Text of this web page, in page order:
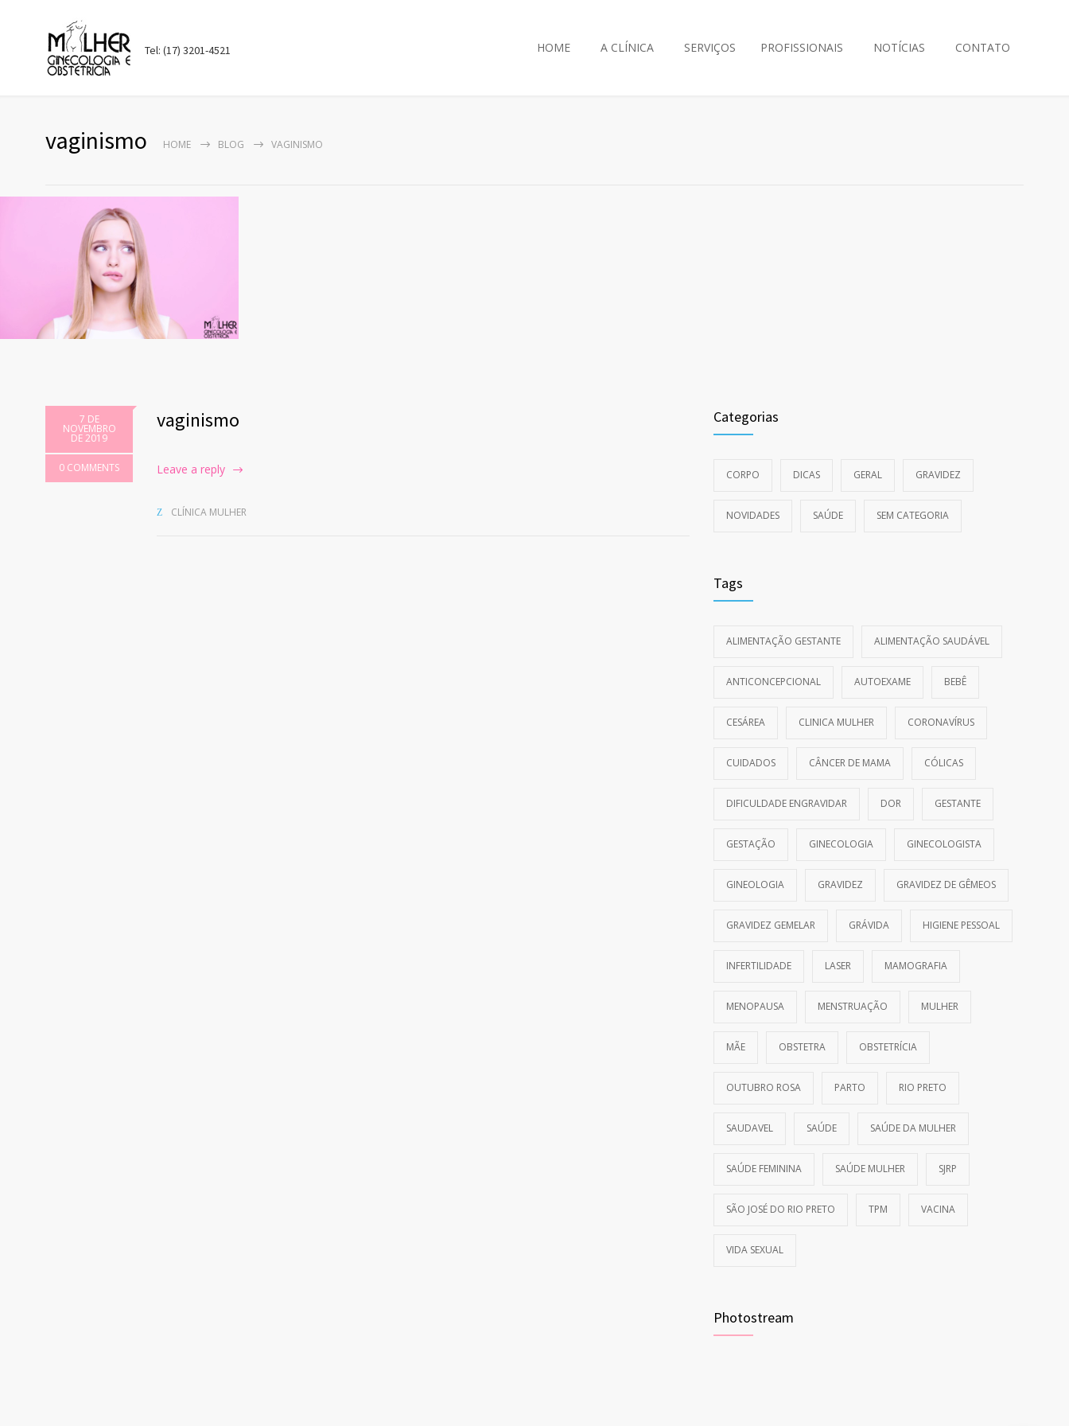
Tel: (17) 3201-4521 HOME A CLÍNICA SERVIÇOS PROFISSIONAIS NOTÍCIAS CONTATO
vaginismo HOME BLOG VAGINISMO
7 DE
NOVEMBRO
DE 2019
0 COMMENTS
vaginismo
Leave a reply
CLÍNICA MULHER
Categorias
CORPO DICAS GERAL GRAVIDEZ
NOVIDADES SAÚDE SEM CATEGORIA
Tags
ALIMENTAÇÃO GESTANTE ALIMENTAÇÃO SAUDÁVEL
ANTICONCEPCIONAL AUTOEXAME BEBÊ
CESÁREA CLINICA MULHER CORONAVÍRUS
CUIDADOS CÂNCER DE MAMA CÓLICAS
DIFICULDADE ENGRAVIDAR DOR GESTANTE
GESTAÇÃO GINECOLOGIA GINECOLOGISTA
GINEOLOGIA GRAVIDEZ GRAVIDEZ DE GÊMEOS
GRAVIDEZ GEMELAR GRÁVIDA HIGIENE PESSOAL
INFERTILIDADE LASER MAMOGRAFIA
MENOPAUSA MENSTRUAÇÃO MULHER
MÃE OBSTETRA OBSTETRÍCIA
OUTUBRO ROSA PARTO RIO PRETO
SAUDAVEL SAÚDE SAÚDE DA MULHER
SAÚDE FEMININA SAÚDE MULHER SJRP
SÃO JOSÉ DO RIO PRETO TPM VACINA
VIDA SEXUAL
Photostream